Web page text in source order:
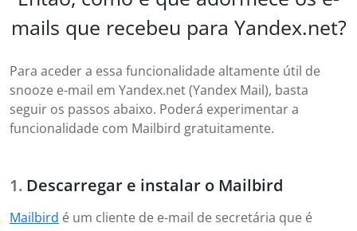
mails que recebeu para Yandex.net?
Para aceder a essa funcionalidade altamente útil de
snooze e-mail em Yandex.net (Yandex Mail), basta
seguir os passos abaixo. Poderá experimentar a
funcionalidade com Mailbird gratuitamente.
Descarregar e instalar o Mailbird
Mailbird é um cliente de e-mail de secretária que é